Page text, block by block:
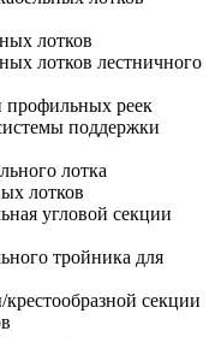
лотков
лотков лестничного
профильных реек
поддержки
лотка
лотков
угловой секции
тройника для
секции